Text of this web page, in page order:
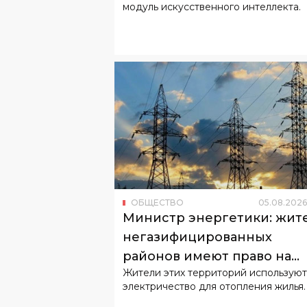
ОБЩЕСТВО 05.08.2026
Министр энергетики:
негазифицированных
районов имеют право на
льготный тариф
Жители этих территорий используют
электричество для отопления жилья.